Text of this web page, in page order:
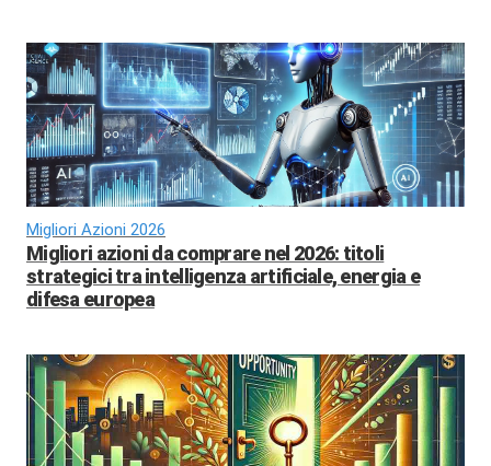
Migliori Azioni 2026
Migliori azioni da comprare nel 2026: titoli
strategici tra intelligenza artificiale, energia e
difesa europea